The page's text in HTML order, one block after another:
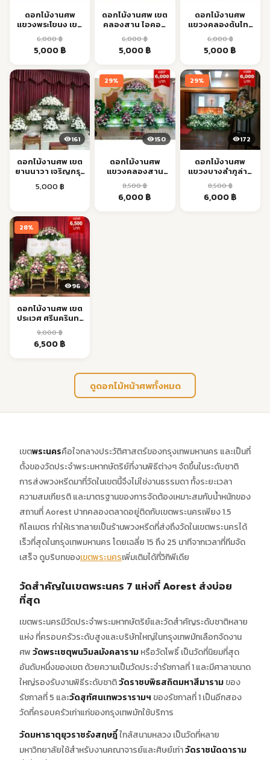
ดอกไม้งานศพ
แขวงพระโขนง เขต
พระโขนง ส่งด่วน
6,000฿
Original
was:
6,000 ฿.
5,000฿Current
is:
5,000 ฿.
ดอกไม้งานศพ เขต
คลองสาน ไอคอน
สยาม เจริญนคร ส่ง
ตรง
6,000฿
Original
6,000 ฿.
5,000฿Current
is:
5,000 ฿.
ดอกไม้งานศพ
แขวงคลองต้นไทร
คลองสาน ส่งด่วน
6,000฿
Original
was:
6,000 ฿.
5,000฿
is:
5,000 ฿.
161
ดอกไม้งานศพ เขต
ยานนาวา เจริญกรุง
BTS ส่งตรงเวลา
5,000 ฿
29%
150
ดอกไม้งานศพ
แขวงคลองสาน
เจริญนคร ส่งตรง
เวลา
8,500฿
Original
6,000฿
29%
172
ดอกไม้งานศพ
แขวงบางลำภูล่าง
คลองสาน ส่งด่วน
8,500฿
Original
6,000฿Current
28%
96
ดอกไม้งานศพ เขต
ประเวศ ศรีนครินทร์
ส่งด่วน 24 ชม.
9,000฿
Original
6,500฿
6,500 ฿.
ดูดอกไม้หน้าศพทั้งหมด
เขตพระนครคือใจกลางประวัติศาสตร์ของกรุงเทพมหานคร และเป็นที่
ตั้งของวัดประจำพระมหากษัตริย์ที่งานพิธีต่างๆ จัดขึ้นในระดับชาติ
การส่งพวงหรีดมาที่วัดในเขตนี้จึงไม่ใช่งานธรรมดา ทั้งระยะเวลา
ความสมเกียรติ และมาตรฐานของการจัดต้องเหมาะสมกับน้ำหนักของ
สถานที่ Aorest ปากคลองตลาดอยู่ติดกับเขตพระนครเพียง 1.5
กิโลเมตร ทำให้เรากลายเป็นร้านพวงหรีดที่ส่งถึงวัดในเขตพระนครได้
เร็วที่สุดในกรุงเทพมหานคร โดยเฉลี่ย 15 ถึง 25 นาทีจากเวลาที่ทีมจัด
เสร็จ ดูบริบทของเขตพระนครเพิ่มเติมได้ที่วิกิพีเดีย
วัดสำคัญในเขตพระนคร 7 แห่งที่ Aorest ส่งบ่อย
ที่สุด
เขตพระนครมีวัดประจำพระมหากษัตริย์และวัดสำคัญระดับชาติหลาย
แห่ง ที่ครอบครัวระดับสูงและบริษัทใหญ่ในกรุงเทพมักเลือกจัดงาน
ศพวัดพระเชตุพนวิมลมังคลารามหรือวัดโพธิ์ เป็นวัดที่นิยมที่สุด
อันดับหนึ่งของเขต ด้วยความเป็นวัดประจำรัชกาลที่ 1 และมีศาลาขนาด
ใหญ่รองรับงานพิธีระดับชาติวัดราชบพิธสถิตมหาสีมารามของ
รัชกาลที่ 5 และวัดสุทัศนเทพวรารามฯ ของรัชกาลที่ 1 เป็นอีกสอง
วัดที่ครอบครัวเก่าแก่ของกรุงเทพมักใช้บริการ
วัดมหาธาตุยุวราชรังสฤษฎิ์ใกล้สนามหลวง เป็นวัดที่หลาย
มหาวิทยาลัยใช้สำหรับงานคณาจารย์และศิษย์เก่าวัดราชนัดดาราม